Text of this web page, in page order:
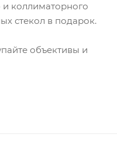
коллиматорного
стекол в подарок.
объективы и